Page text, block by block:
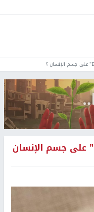
ما هو تأثير نقص فيتامين "E" على جسم الإنسان